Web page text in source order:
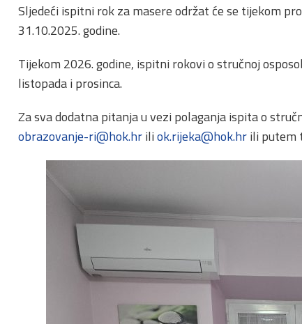
Sljedeći ispitni rok za masere održat će se tijekom
31.10.2025. godine.
Tijekom 2026. godine, ispitni rokovi o stručnoj
listopada i prosinca.
Za sva dodatna pitanja u vezi polaganja ispita o
obrazovanje-ri@hok.hriliok.rijeka@hok.hrili putem